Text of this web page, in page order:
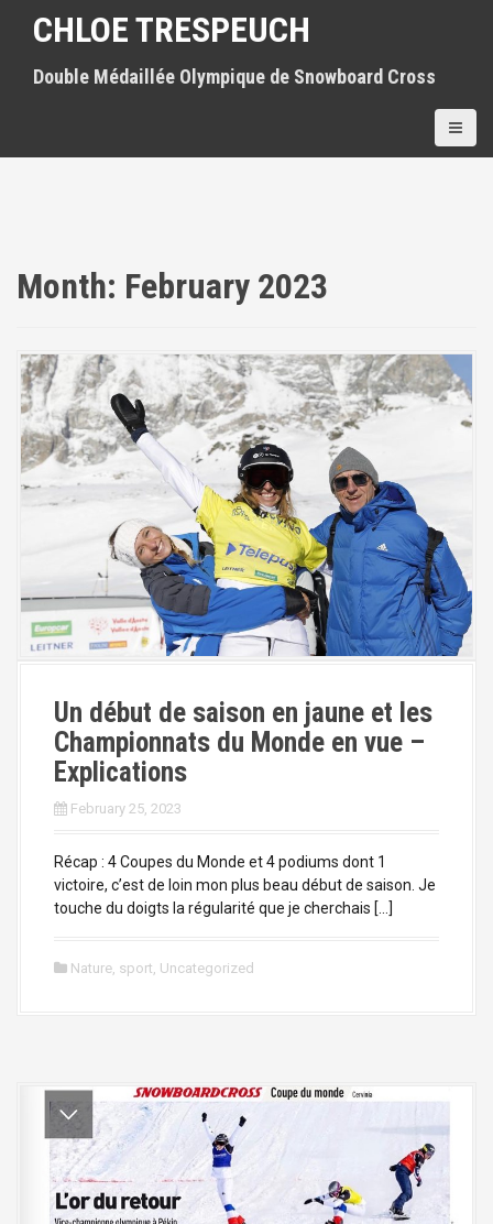
CHLOE TRESPEUCH
Double Médaillée Olympique de Snowboard Cross
Month: February 2023
Un début de saison en jaune et les
Championnats du Monde en vue –
Explications
February 25, 2023
Récap : 4 Coupes du Monde et 4 podiums dont 1
victoire, c’est de loin mon plus beau début de saison. Je
touche du doigts la régularité que je cherchais […]
Nature, sport, Uncategorized